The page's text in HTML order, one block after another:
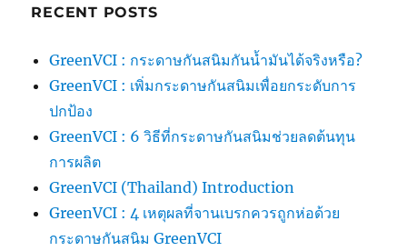
RECENT POSTS
GreenVCI : กระดาษกันสนิมกันน้ำมันได้จริงหรือ?
GreenVCI : เพิ่มกระดาษกันสนิมเพื่อยกระดับการ
ปกป้อง
GreenVCI : 6 วิธีที่กระดาษกันสนิมช่วยลดต้นทุน
การผลิต
GreenVCI (Thailand) Introduction
GreenVCI : 4 เหตุผลที่จานเบรกควรถูกห่อด้วย
กระดาษกันสนิม GreenVCI